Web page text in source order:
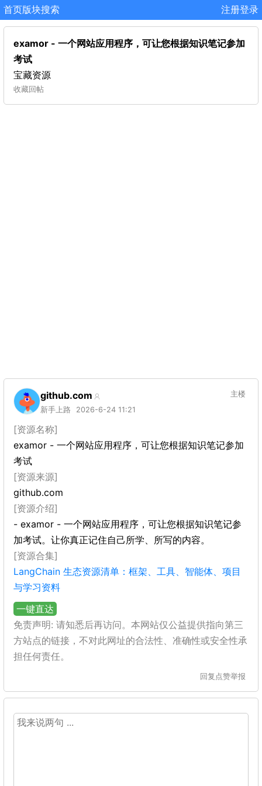
首页版块搜索 注册登录
examor - 一个网站应用程序，可让您根据知识笔记参加
考试
宝藏资源
收藏回帖
github.com
新手上路 2026-6-24 11:21
主楼
[资源名称]
examor - 一个网站应用程序，可让您根据知识笔记参加
考试
[资源来源]
github.com
[资源介绍]
- examor - 一个网站应用程序，可让您根据知识笔记参
加考试。让你真正记住自己所学、所写的内容。
[资源合集]
LangChain 生态资源清单：框架、工具、智能体、项目
与学习资料
一键直达
免责声明: 请知悉后再访问。本网站仅公益提供指向第三
方站点的链接，不对此网址的合法性、准确性或安全性承
担任何责任。
回复 点赞举报